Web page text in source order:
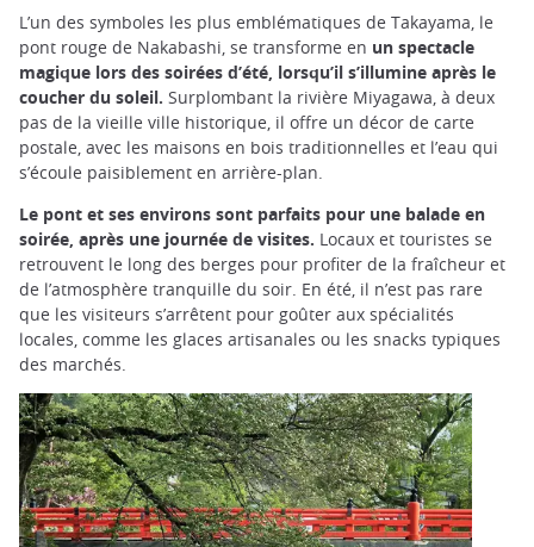
L’un des symboles les plus emblématiques de Takayama, le
pont rouge de Nakabashi, se transforme en un spectacle
magique lors des soirées d’été, lorsqu’il s’illumine après le
coucher du soleil. Surplombant la rivière Miyagawa, à deux
pas de la vieille ville historique, il offre un décor de carte
postale, avec les maisons en bois traditionnelles et l’eau qui
s’écoule paisiblement en arrière-plan.
Le pont et ses environs sont parfaits pour une balade en
soirée, après une journée de visites. Locaux et touristes se
retrouvent le long des berges pour profiter de la fraîcheur et
de l’atmosphère tranquille du soir. En été, il n’est pas rare
que les visiteurs s’arrêtent pour goûter aux spécialités
locales, comme les glaces artisanales ou les snacks typiques
des marchés.